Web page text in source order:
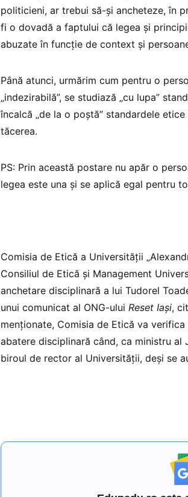
politicieni, ar trebui să-și ancheteze, în
fi o dovadă a faptului că legea și
abuzate în funcție de context și
Până atunci, urmărim cum pentru o
„indezirabilă”, se studiază „cu lupa”
încalcă „de la o poştă” standardele
tăcerea.
PS: Prin această postare nu apăr o
legea este una şi se aplică egal pentru
Comisia de Etică a Universității
Consiliul de Etică și Management
anchetare disciplinară a lui Tudorel
unui comunicat al ONG-ului Reset Iași,
menționate, Comisia de Etică va
abatere disciplinară când, ca ministru
biroul de rector al Universității, deși se